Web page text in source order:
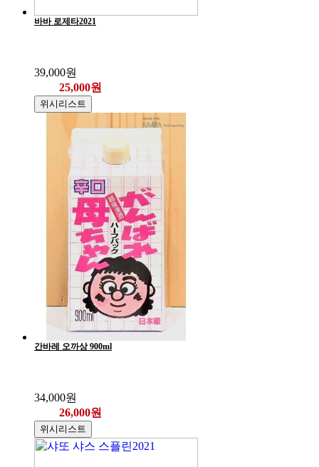
바바 로제타2021
39,000원
25,000원
위시리스트
간바레 오까상 900ml
34,000원
26,000원
위시리스트